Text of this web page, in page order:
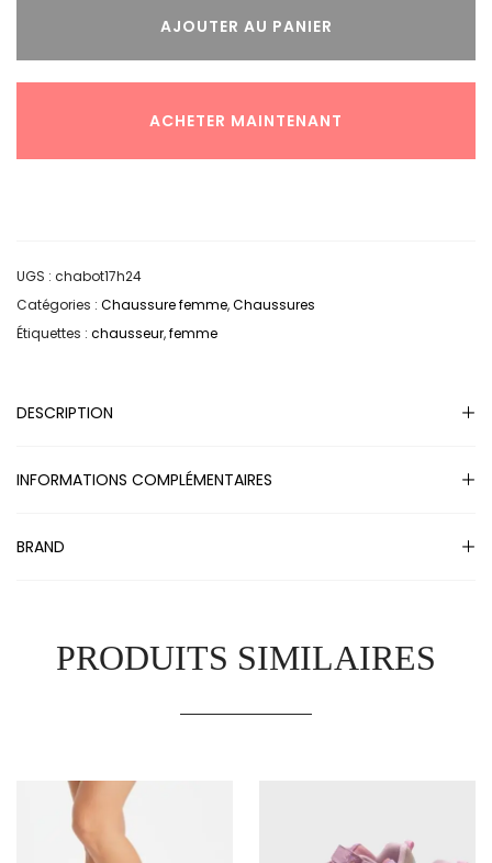
AJOUTER AU PANIER
ACHETER MAINTENANT
UGS : chabot17h24
Catégories : Chaussure femme,Chaussures
Étiquettes : chausseur,femme
DESCRIPTION
INFORMATIONS COMPLÉMENTAIRES
BRAND
PRODUITS SIMILAIRES